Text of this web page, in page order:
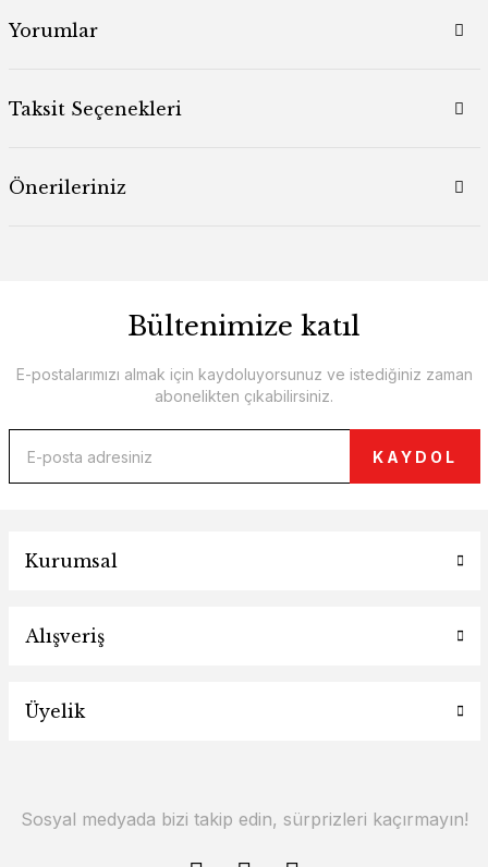
Yorumlar
Taksit Seçenekleri
Önerileriniz
Bültenimize katıl
E-postalarımızı almak için kaydoluyorsunuz ve istediğiniz zaman
abonelikten çıkabilirsiniz.
KAYDOL
Kurumsal
Alışveriş
Üyelik
Sosyal medyada bizi takip edin, sürprizleri kaçırmayın!